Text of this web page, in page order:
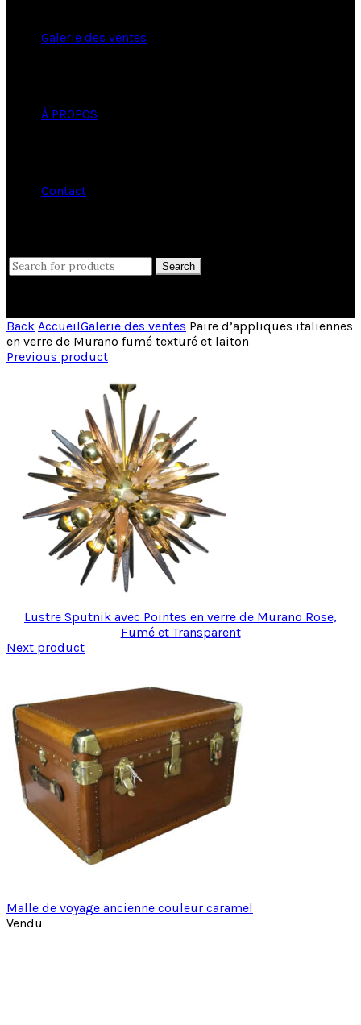
Galerie des ventes
À PROPOS
Contact
Search
for:
Search
Back AccueilGalerie des ventes Paire d’appliques italiennes
en verre de Murano fumé texturé et laiton
Previous product
Lustre Sputnik avec Pointes en verre de Murano Rose,
Fumé et Transparent
Next product
Malle de voyage ancienne couleur caramel
Vendu